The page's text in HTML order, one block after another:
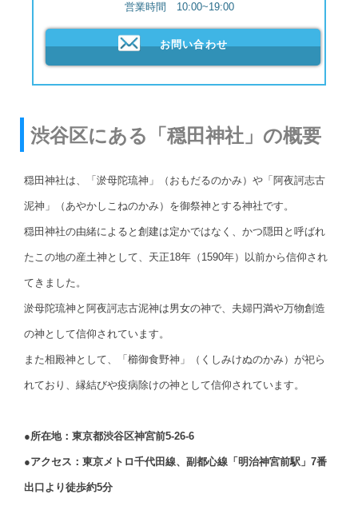
営業時間 10:00~19:00
お問い合わせ
渋谷区にある「穏田神社」の概要
穏田神社は、「淤母陀琉神」（おもだるのかみ）や「阿夜訶志古
泥神」（あやかしこねのかみ）を御祭神とする神社です。
穏田神社の由緒によると創建は定かではなく、かつ隠田と呼ばれ
たこの地の産土神として、天正18年（1590年）以前から信仰され
てきました。
淤母陀琉神と阿夜訶志古泥神は男女の神で、夫婦円満や万物創造
の神として信仰されています。
また相殿神として、「櫛御食野神」（くしみけぬのかみ）が祀ら
れており、縁結びや疫病除けの神として信仰されています。
●所在地：東京都渋谷区神宮前5-26-6
●アクセス：東京メトロ千代田線、副都心線「明治神宮前駅」7番
出口より徒歩約5分